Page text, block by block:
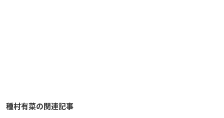
種村有菜の関連記事